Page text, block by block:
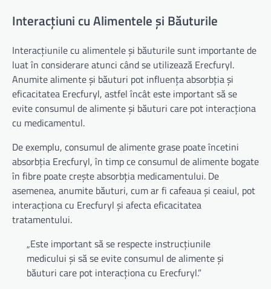
Interacțiuni cu Alimentele și Băuturile
Interacțiunile cu alimentele și băuturile sunt importante de
luat în considerare atunci când se utilizează Erecfuryl.
Anumite alimente și băuturi pot influența absorbția și
eficacitatea Erecfuryl, astfel încât este important să se
evite consumul de alimente și băuturi care pot interacționa
cu medicamentul.
De exemplu, consumul de alimente grase poate încetini
absorbția Erecfuryl, în timp ce consumul de alimente bogate
în fibre poate crește absorbția medicamentului. De
asemenea, anumite băuturi, cum ar fi cafeaua și ceaiul, pot
interacționa cu Erecfuryl și afecta eficacitatea
tratamentului.
„Este important să se respecte instrucțiunile
medicului și să se evite consumul de alimente și
băuturi care pot interacționa cu Erecfuryl.”